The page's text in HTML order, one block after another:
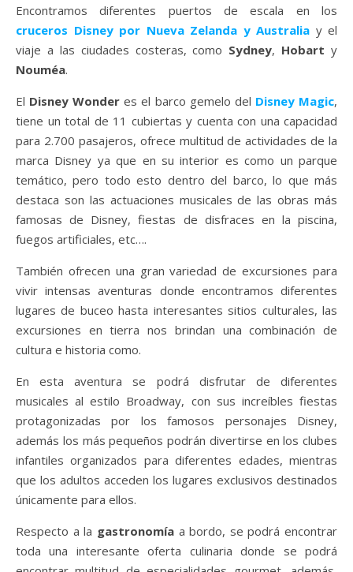
Encontramos diferentes puertos de escala en los
cruceros Disney por Nueva Zelanda y Australia y el
viaje a las ciudades costeras, como Sydney, Hobart y
Nouméa.
El Disney Wonder es el barco gemelo del Disney Magic,
tiene un total de 11 cubiertas y cuenta con una capacidad
para 2.700 pasajeros, ofrece multitud de actividades de la
marca Disney ya que en su interior es como un parque
temático, pero todo esto dentro del barco, lo que más
destaca son las actuaciones musicales de las obras más
famosas de Disney, fiestas de disfraces en la piscina,
fuegos artificiales, etc….
También ofrecen una gran variedad de excursiones para
vivir intensas aventuras donde encontramos diferentes
lugares de buceo hasta interesantes sitios culturales, las
excursiones en tierra nos brindan una combinación de
cultura e historia como.
En esta aventura se podrá disfrutar de diferentes
musicales al estilo Broadway, con sus increíbles fiestas
protagonizadas por los famosos personajes Disney,
además los más pequeños podrán divertirse en los clubes
infantiles organizados para diferentes edades, mientras
que los adultos acceden los lugares exclusivos destinados
únicamente para ellos.
Respecto a la gastronomíaa bordo, se podrá encontrar
toda una interesante oferta culinaria donde se podrá